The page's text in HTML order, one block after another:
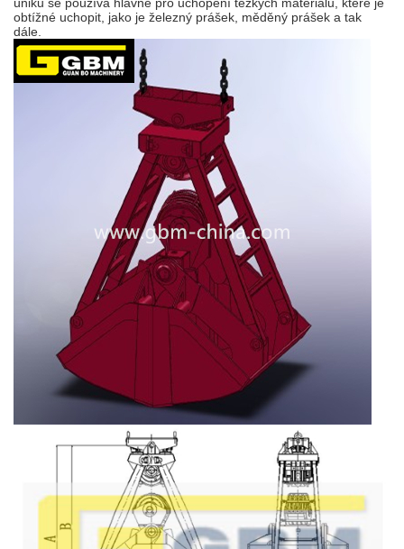
úniku se používá hlavně pro uchopení těžkých materiálů, které je
obtížné uchopit, jako je železný prášek, měděný prášek a tak
dále.